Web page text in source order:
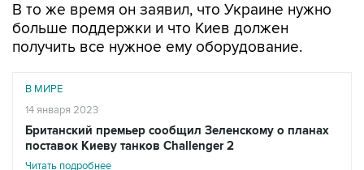
В то же время он заявил, что Украине нужно
больше поддержки и что Киев должен
получить все нужное ему оборудование.
В МИРЕ
14 января 2023
Британский премьер сообщил Зеленскому о планах
поставок Киеву танков Challenger 2
Читать подробнее